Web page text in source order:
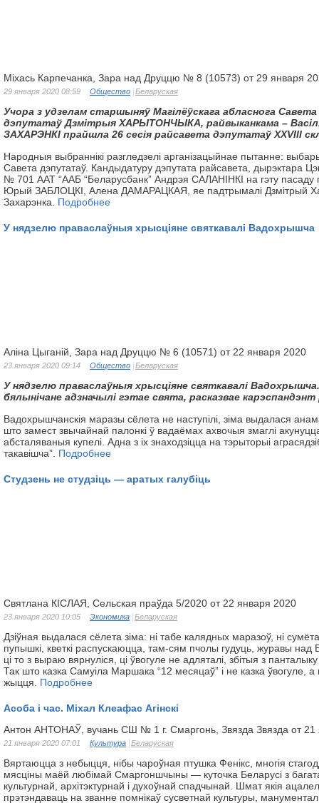
Міхась Карпечанка, Зара над Друццю № 8 (10573) от 29 января
29 января 2020 08:59 Общество Беларуская
Учора з удзелам старшыняў Магілёўскага абласнога Савета
дэпутатаўДзмітрыя ХАРЫТОНЧЫКА, райвыканкама –
ЗАХАРЭНКІ прайшла 26 сесія райсавета дэпутатаў ХХVIII
Народныя выбраннікі разгледзелі арганізацыйнае пытанне:
Савета дэпутатаў. Кандыдатуру дэпутата райсавета, дырэктара
№ 701 ААТ “ААБ “Беларусбанк” Андрэя САЛАНІНКІ на гэту пасаду
Юрый ЗАБЛОЦКІ, Алена ДАМАРАЦКАЯ, яе падтрымалі Дзмітрый
Захарэнка. Подробнее
У нядзелю праваслаўныя хрысціяне святкавалі Вадохрышча
Аліна Цыганій, Зара над Друццю № 6 (10571) от 22 января 2020
23 января 2020 09:14 Общество Беларуская
У нядзелю праваслаўныя хрысціяне святкавалі
бялынічане адзначылі гэтае свята, расказвае карэспандэнт
Вадохрышчанскія маразы сёлета не наступілі, зіма выдалася
што замест звычайнай палонкі ў вадаёмах ахвочыя змаглі
абсталяваныя купелі. Адна з іх знаходзіцца на тэрыторыі
такавішча”. Подробнее
Студзень не студзіць — аратых галубіць
Святлана КІСЛАЯ, Сельская праўда 5/2020 от 22 января 2020
23 января 2020 10:05 Экономика Беларуская
Дзіўная выдалася сёлета зіма: ні табе калядных маразоў, ні
пупышкі, кветкі распускаюцца, там-сям пчолы гудуць, журавы
ці то з выраю вярнуліся, ці ўвогуле не адляталі, збітыя з
Так што казка Самуіла Маршака “12 месяцаў” і не казка ўвогуле, а
жыцця. Подробнее
Асоба і час. Міхал Клеафас Агінскі
Антон АНТОНАЎ, вучань СШ № 1 г. Смаргонь, Звязда Звязда от 21
21 января 2020 07:01 Культура Беларуская
Вяртаюцца з небыцця, нібы чароўная птушка Фенікс, многія
мясціны маёй любімай Смаргоншчыны — куточка Беларусі з
культурнай, архітэктурнай і духоўнай спадчынай. Шмат якія
прэтэндаваць на званне помнікаў сусветнай культуры,